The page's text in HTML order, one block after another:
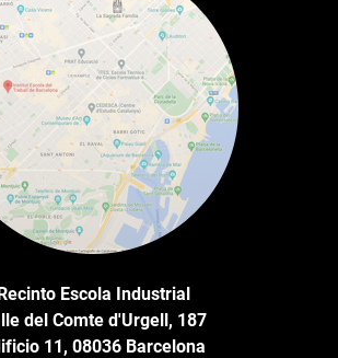
Escola Industrial
del Comte d'Urgell, 187
11, 08036 Barcelona